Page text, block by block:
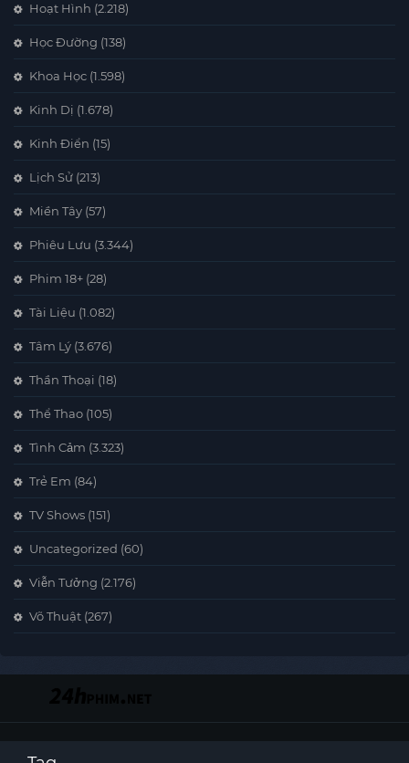
Hoạt Hình (2.218)
Học Đường (138)
Khoa Học (1.598)
Kinh Dị (1.678)
Kinh Điển (15)
Lịch Sử (213)
Miền Tây (57)
Phiêu Lưu (3.344)
Phim 18+ (28)
Tài Liệu (1.082)
Tâm Lý (3.676)
Thần Thoại (18)
Thể Thao (105)
Tình Cảm (3.323)
Trẻ Em (84)
TV Shows (151)
Uncategorized (60)
Viễn Tưởng (2.176)
Võ Thuật (267)